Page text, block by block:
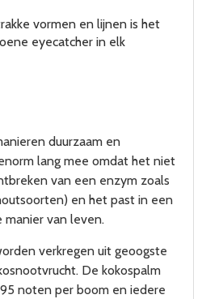
vormen en lijnen is het
eyecatcher in elk
duurzaam en
lang mee omdat het niet
van een enzym zoals
en het past in een
van leven.
verkregen uit geoogste
De kokospalm
noten per boom en iedere